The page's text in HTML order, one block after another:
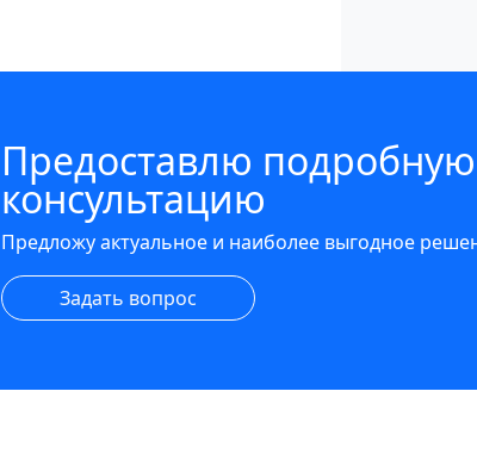
Предоставлю подробную
консультацию
Предложу актуальное и наиболее выгодное
Задать вопрос